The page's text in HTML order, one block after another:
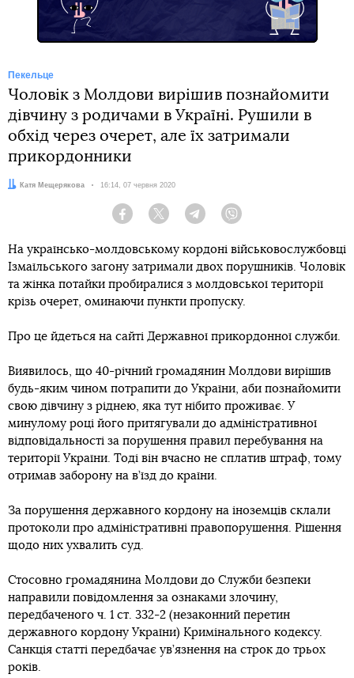
Пекельце
Чоловік з Молдови вирішив познайомити
дівчину з родичами в Україні. Рушили в
обхід через очерет, але їх затримали
прикордонники
Автор:Катя Мещерякова Дата:
16:14, 07 червня 2020
Facebook Twitter Telegram
На українсько-молдовському кордоні військовослужбовці
Ізмаїльського загону затримали двох порушників. Чоловік
та жінка потайки пробиралися з молдовської території
крізь очерет, оминаючи пункти пропуску.
Про це йдеться на сайті Державної прикордонної служби.
Виявилось, що 40-річний громадянин Молдови вирішив
будь-яким чином потрапити до України, аби познайомити
свою дівчину з ріднею, яка тут нібито проживає. У
минулому році його притягували до адміністративної
відповідальності за порушення правил перебування на
території України. Тоді він вчасно не сплатив штраф, тому
отримав заборону на в’їзд до країни.
За порушення державного кордону на іноземців склали
протоколи про адміністративні правопорушення. Рішення
щодо них ухвалить суд.
Стосовно громадянина Молдови до Служби безпеки
направили повідомлення за ознаками злочину,
передбаченого ч. 1 ст. 332-2 (незаконний перетин
державного кордону України) Кримінального кодексу.
Санкція статті передбачає ув’язнення на строк до трьох
років.